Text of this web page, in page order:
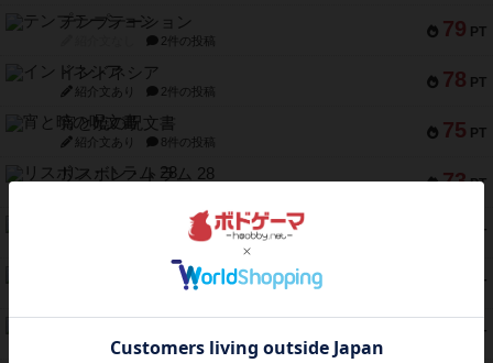
79 PT
テンプテーション
2件の投稿
78 PT
インドネシア
紹介文あり 2件の投稿
75 PT
宵と暁の呪文書
紹介文あり 8件の投稿
73 PT
リスボン・トラム 28
PT
1件の投稿
PT
1件の投稿
PT
紹介文なし 1件の投稿